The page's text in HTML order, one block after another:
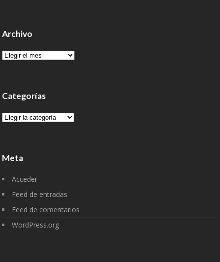
Archivo
Archivo
Categorías
Categorías
Meta
Acceder
Feed de entradas
Feed de comentarios
WordPress.org